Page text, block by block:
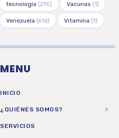
tecnología (215) Vacunas (1)
Venezuela (616) Vitamina (1)
MENU
INICIO
¿QUIÉNES SOMOS?
SERVICIOS